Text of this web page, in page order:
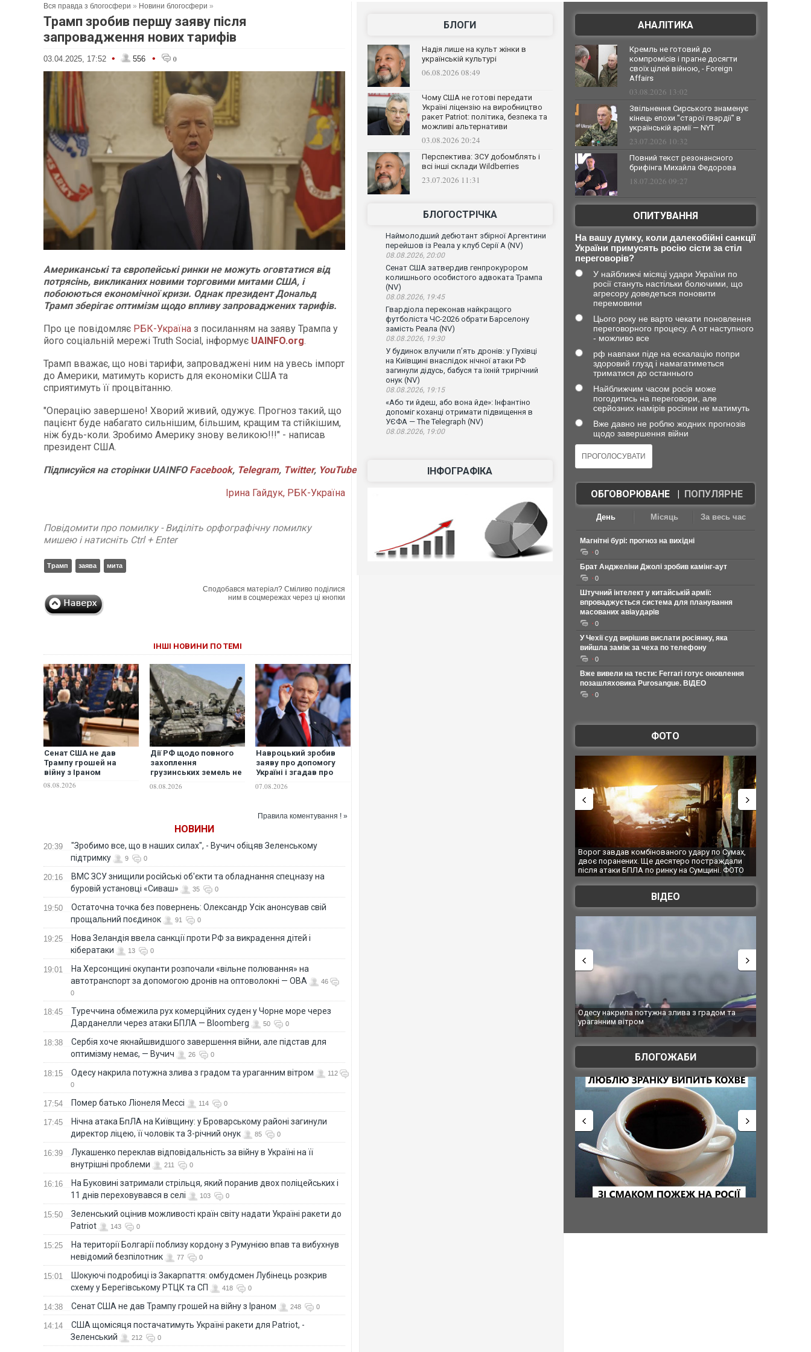
Вся правда з блогосфери » Новини блогосфери »
Трамп зробив першу заяву після
запровадження нових тарифів
03.04.2025, 17:52 • 556 • 0
Американські та європейські ринки не можуть оговтатися від
потрясінь, викликаних новими торговими митами США, і
побоюються економічної кризи. Однак президент Дональд
Трамп зберігає оптимізм щодо впливу запроваджених тарифів.
Про це повідомляє РБК-Україна з посиланням на заяву Трампа у
його соціальній мережі Truth Social, інформує UAINFO.org.
Трамп вважає, що нові тарифи, запроваджені ним на увесь імпорт
до Америки, матимуть користь для економіки США та
сприятимуть її процвітанню.
"Операцію завершено! Хворий живий, одужує. Прогноз такий, що
пацієнт буде набагато сильнішим, більшим, кращим та стійкішим,
ніж будь-коли. Зробимо Америку знову великою!!!" - написав
президент США.
Підписуйся на сторінки UAINFO Facebook, Telegram, Twitter, YouTube
Ірина Гайдук, РБК-Україна
Повідомити про помилку - Виділіть орфографічну помилку
мишею і натисніть Ctrl + Enter
Трамп заява мита
Сподобався матеріал? Сміливо поділися
ним в соцмережах через ці кнопки
ІНШІ НОВИНИ ПО ТЕМІ
Сенат США не дав
Трампу грошей на
війну з Іраном
08.08.2026
Дії РФ щодо повного
захоплення
грузинських земель не
відповіді - спільна
08.08.2026
Навроцький зробив
заяву про допомогу
Україні і згадав про
07.08.2026
Правила коментування ! »
НОВИНИ
20:39
"Зробимо все, що в наших силах", - Вучич обіцяв Зеленському
підтримку
9 0
20:16
ВМС ЗСУ знищили російські об'єкти та обладнання спецназу на
буровій установці «Сиваш»
35 0
19:50
Остаточна точка без повернень: Олександр Усік анонсував свій
прощальний поєдинок
91 0
19:25
Нова Зеландія ввела санкції проти РФ за викрадення дітей і
кібератаки
13 0
19:01
На Херсонщині окупанти розпочали «вільне полювання» на
автотранспорт за допомогою дронів на оптоволокні — ОВА
46
0
18:45
Туреччина обмежила рух комерційних суден у Чорне море через
Дарданелли через атаки БПЛА — Bloomberg
50 0
18:38
Сербія хоче якнайшвидшого завершення війни, але підстав для
оптимізму немає, — Вучич
26 0
18:15 Одесу накрила потужна злива з градом та ураганним вітром
112
0
17:54 Помер батько Ліонеля Мессі 114 0
17:45
Нічна атака БпЛА на Київщину: у Броварському районі загинули
директор ліцею, її чоловік та 3-річний онук
85 0
16:39
Лукашенко переклав відповідальність за війну в Україні на її
внутрішні проблеми
211 0
16:16
На Буковині затримали стрільця, який поранив двох поліцейських і
11 днів переховувався в селі
103 0
15:50
Зеленський оцінив можливості країн світу надати Україні ракети до
Patriot
143 0
15:25
На території Болгарії поблизу кордону з Румунією впав та вибухнув
невідомий безпілотник
77 0
15:01
Шокуючі подробиці із Закарпаття: омбудсмен Лубінець розкрив
схему у Берегівському РТЦК та СП
418 0
14:38 Сенат США не дав Трампу грошей на війну з Іраном 248 0
14:14
США щомісяця постачатимуть Україні ракети для Patriot, -
Зеленський
212 0
БЛОГИ
Надія лише на культ жінки в
українській культурі
06.08.2026 08:49
Чому США не готові передати
Україні ліцензію на виробництво
ракет Patriot: політика, безпека та
можливі альтернативи
03.08.2026 20:24
Перспектива: ЗСУ добомблять і
всі інші склади Wildberries
23.07.2026 11:31
БЛОГОСТРІЧКА
Наймолодший дебютант збірної Аргентини
перейшов із Реала у клуб Серії А (NV)
08.08.2026, 20:00
Сенат США затвердив генпрокурором
колишнього особистого адвоката Трампа
(NV)
08.08.2026, 19:45
Гвардіола переконав найкращого
футболіста ЧС-2026 обрати Барселону
замість Реала (NV)
08.08.2026, 19:30
У будинок влучили п’ять дронів: у Пухівці
на Київщині внаслідок нічної атаки РФ
загинули дідусь, бабуся та їхній трирічний
онук (NV)
08.08.2026, 19:15
«Або ти йдеш, або вона йде»: Інфантіно
допоміг коханці отримати підвищення в
УЄФА — The Telegraph (NV)
08.08.2026, 19:00
ІНФОГРАФІКА
АНАЛІТИКА
Кремль не готовий до
компромісів і прагне досягти
своїх цілей війною, - Foreign
Affairs
03.08.2026 13:02
Звільнення Сирського знаменує
кінець епохи "старої гвардії" в
українській армії — NYT
23.07.2026 10:32
Повний текст резонансного
брифінга Михайла Федорова
18.07.2026 09:27
ОПИТУВАННЯ
На вашу думку, коли далекобійні санкції
України примусять росію сісти за стіл
переговорів?
У найближчі місяці удари України по
росії стануть настільки болючими, що
агресору доведеться поновити
перемовини
Цього року не варто чекати поновлення
переговорного процесу. А от наступного
- можливо все
рф навпаки піде на ескалацію попри
здоровий глузд і намагатиметься
триматися до останнього
Найближчим часом росія може
погодитись на переговори, але
серйозних намірів росіяни не матимуть
Вже давно не роблю жодних прогнозів
щодо завершення війни
ОБГОВОРЮВАНЕ| ПОПУЛЯРНЕ
День Місяць За весь час
Магнітні бурі: прогноз на вихідні
0
Брат Анджеліни Джолі зробив камінг-аут
0
Штучний інтелект у китайській армії:
впроваджується система для планування
масованих авіаударів
0
У Чехії суд вирішив вислати росіянку, яка
вийшла заміж за чеха по телефону
0
Вже вивели на тести: Ferrari готує оновлення
позашляховика Purosangue. ВІДЕО
0
ФОТО
Ворог завдав комбінованого удару по Сумах,
двоє поранених. Ще десятеро постраждали
після атаки БПЛА по ринку на Сумщині. ФОТО
За 2000 кілометрів від кордону з Україною: в
Єкатеринбурзі після атаки дронів загорівся
склад Wildberries. ФОТО. ВІДЕО
ВІДЕО
Одесу накрила потужна злива з градом та
Вже вивели на тести: Ferrari готує оновлення
позашляховика Purosangue. ВІДЕО
БЛОГОЖАБИ